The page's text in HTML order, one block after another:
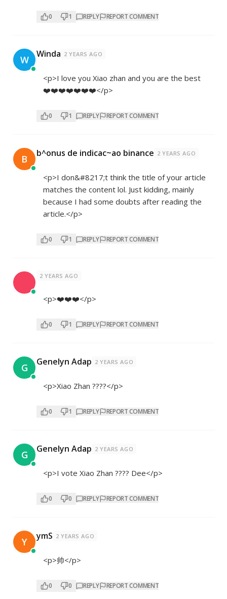
0 1 REPLY REPORT COMMENT
W Winda 2 YEARS AGO
<p>I love you Xiao zhan and you are the best
❤️❤️❤️❤️❤️❤️❤️</p>
0 1 REPLY REPORT COMMENT
B b^onus de indicac~ao binance 2 YEARS AGO
<p>I don&#8217;t think the title of your article
matches the content lol. Just kidding, mainly
because I had some doubts after reading the
article.</p>
0 1 REPLY REPORT COMMENT
2 YEARS AGO
<p>❤️❤️❤️</p>
0 1 REPLY REPORT COMMENT
G Genelyn Adap 2 YEARS AGO
<p>Xiao Zhan ????</p>
0 1 REPLY REPORT COMMENT
G Genelyn Adap 2 YEARS AGO
<p>I vote Xiao Zhan ???? Dee</p>
0 0 REPLY REPORT COMMENT
Y ymS 2 YEARS AGO
<p>帅</p>
0 0 REPLY REPORT COMMENT